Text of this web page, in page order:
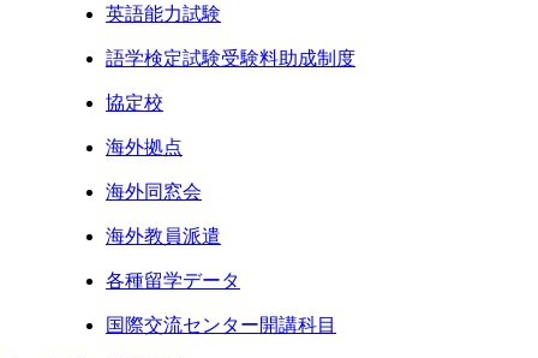
英語能力試験
語学検定試験受験料助成制度
協定校
海外拠点
海外同窓会
海外教員派遣
各種留学データ
国際交流センター開講科目